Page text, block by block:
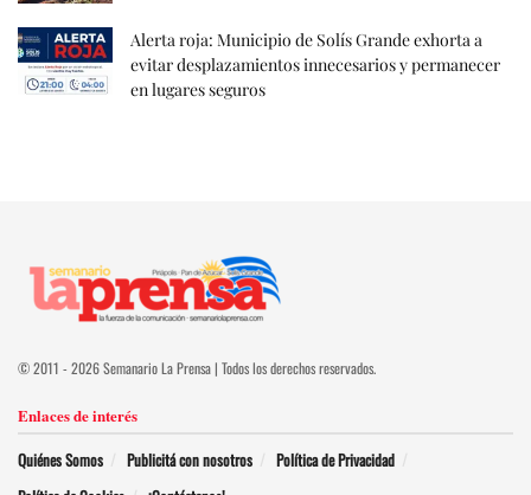
Alerta roja: Municipio de Solís Grande exhorta a
evitar desplazamientos innecesarios y permanecer
en lugares seguros
© 2011 - 2026 Semanario La Prensa | Todos los derechos reservados.
Enlaces de interés
Quiénes Somos Publicitá con nosotros
Política de Privacidad